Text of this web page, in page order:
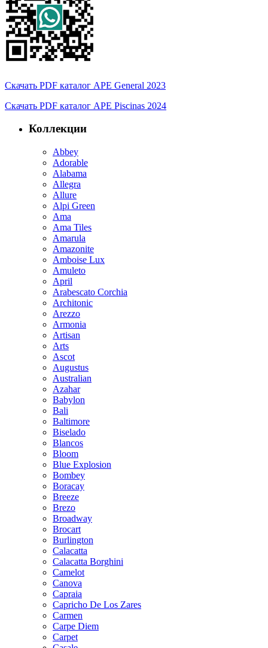
Скачать PDF каталог APE General 2023
Скачать PDF каталог APE Piscinas 2024
Коллекции
Abbey
Adorable
Alabama
Allegra
Allure
Alpi Green
Ama
Ama Tiles
Amarula
Amazonite
Amboise Lux
Amuleto
April
Arabescato Corchia
Architonic
Arezzo
Armonia
Artisan
Arts
Ascot
Augustus
Australian
Azahar
Babylon
Bali
Baltimore
Biselado
Blancos
Bloom
Blue Explosion
Bombey
Boracay
Breeze
Brezo
Broadway
Brocart
Burlington
Calacatta
Calacatta Borghini
Camelot
Canova
Capraia
Capricho De Los Zares
Carmen
Carpe Diem
Carpet